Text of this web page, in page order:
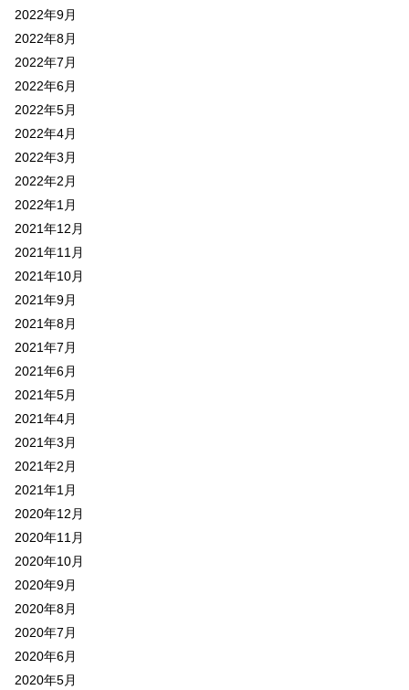
2022年9月
2022年8月
2022年7月
2022年6月
2022年5月
2022年4月
2022年3月
2022年2月
2022年1月
2021年12月
2021年11月
2021年10月
2021年9月
2021年8月
2021年7月
2021年6月
2021年5月
2021年4月
2021年3月
2021年2月
2021年1月
2020年12月
2020年11月
2020年10月
2020年9月
2020年8月
2020年7月
2020年6月
2020年5月